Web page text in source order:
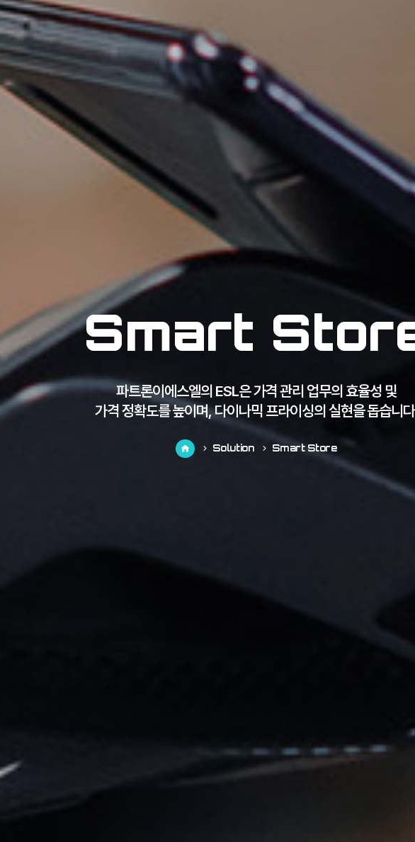
Smart
파트론이에스엘의 ESL은 가격 관리 업무의 효율성 및
가격 정확도를 높이며, 다이나믹 프라이싱의 실현을 돕습니
Solution Smart Store